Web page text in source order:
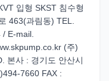
입형 SKST 침수형
463(과림동) TEL.
E-mail.
(주)
본사 : 경기도 안산시
7660 FAX :